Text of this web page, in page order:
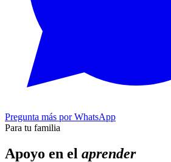
Pregunta más por WhatsApp
Para tu familia
Apoyo en el aprender